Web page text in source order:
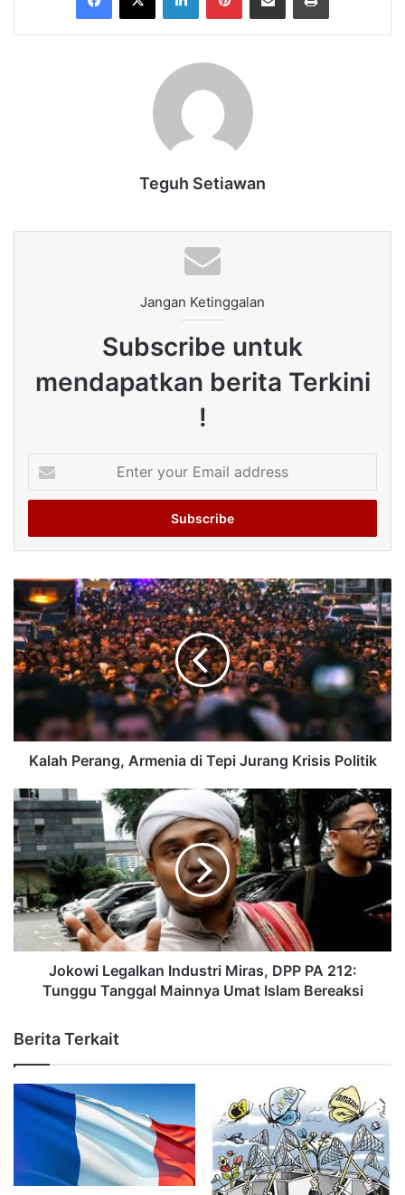
Teguh Setiawan
Jangan Ketinggalan
Subscribe untuk
mendapatkan berita Terkini
!
your
Email
Kalah Perang, Armenia di Tepi Jurang Krisis Politik
Jokowi Legalkan Industri Miras, DPP PA 212:
Tunggu Tanggal Mainnya Umat Islam Bereaksi
Berita Terkait